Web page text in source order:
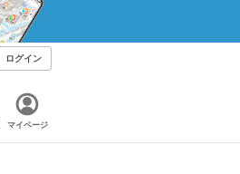
ログイン
マイページ